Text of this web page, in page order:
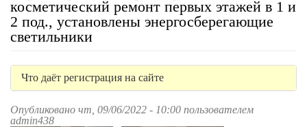
косметический ремонт первых этажей в 1 и
2 под., установлены энергосберегающие
светильники
Что даёт регистрация на сайте
Опубликовано чт, 09/06/2022 - 10:00 пользователем
admin438